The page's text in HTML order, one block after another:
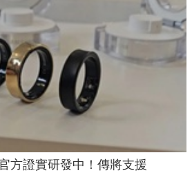
方證實研發中！傳將支援